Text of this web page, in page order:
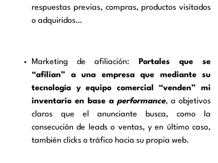
respuestas previas, compras, productos visitados
o adquiridos…
Marketing de afiliación:
Portales que se
“afilian” a una empresa que mediante su
tecnología y equipo comercial “venden” mi
inventario en base aperformance, a objetivos
claros que el anunciante busca, como la
consecución de leads o ventas, y en último caso,
también clicks o tráfico hacia su propia web.